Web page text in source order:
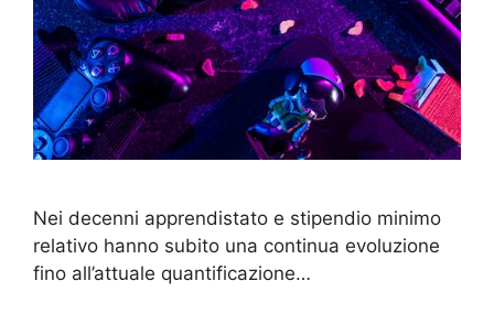
Nei decenni apprendistato e stipendio minimo
relativo hanno subito una continua evoluzione
fino all’attuale quantificazione…